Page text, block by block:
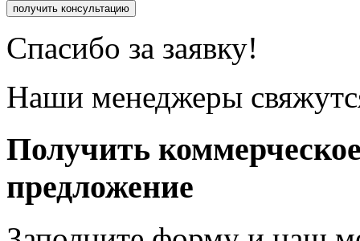
получить консультацию
Спасибо за заявку!
Наши менеджеры
Получить
предложение